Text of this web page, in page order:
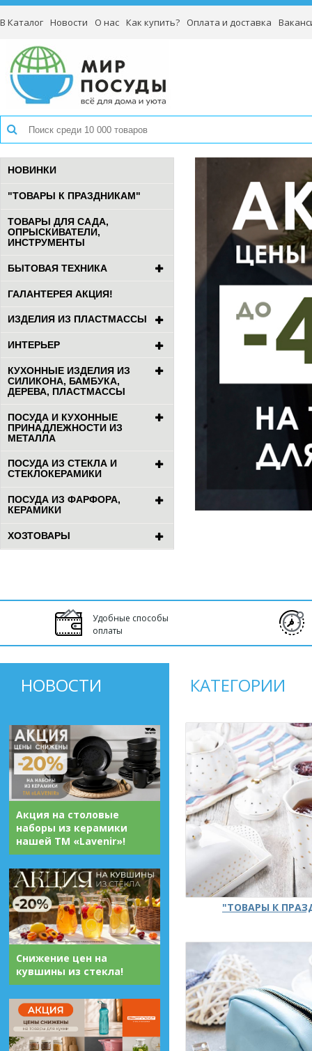
В Каталог Новости О нас Как купить? Оплата и доставка
НОВИНКИ
"ТОВАРЫ К ПРАЗДНИКАМ"
ТОВАРЫ ДЛЯ САДА,
ОПРЫСКИВАТЕЛИ,
ИНСТРУМЕНТЫ
БЫТОВАЯ ТЕХНИКА
ГАЛАНТЕРЕЯ АКЦИЯ!
ИЗДЕЛИЯ ИЗ ПЛАСТМАССЫ
ИНТЕРЬЕР
КУХОННЫЕ ИЗДЕЛИЯ ИЗ
СИЛИКОНА, БАМБУКА,
ДЕРЕВА, ПЛАСТМАССЫ
ПОСУДА И КУХОННЫЕ
ПРИНАДЛЕЖНОСТИ ИЗ
МЕТАЛЛА
ПОСУДА ИЗ СТЕКЛА И
СТЕКЛОКЕРАМИКИ
ПОСУДА ИЗ ФАРФОРА,
КЕРАМИКИ
ХОЗТОВАРЫ
Удобные способы
оплаты
НОВОСТИ
Акция на столовые
наборы из керамики
нашей ТМ «Lavenir»!
Снижение цен на
кувшины из стекла!
КАТЕГОРИИ
"ТОВАРЫ К